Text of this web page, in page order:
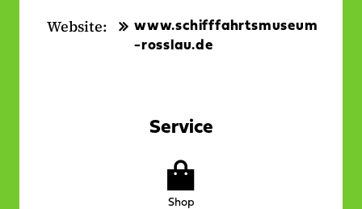
Website:
www.schifffahrtsmuseum
-rosslau.de
Service
Shop